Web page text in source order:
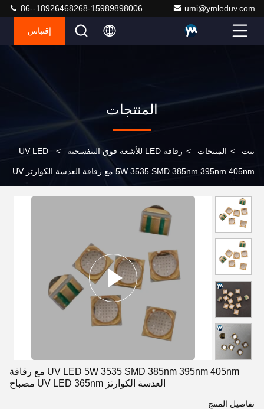
umi@ymleduv.com
86--18926468268-15989898006
إقتباس
المنتجات
بيت > المنتجات > رقاقة LED للأشعة فوق البنفسجية >
UV LED
5W 3535 SMD 385nm 395nm 405nm مع رقاقة العدسة الكوارتز UV
UV LED 5W 3535 SMD 385nm 395nm 405nm مع رقاقة
العدسة الكوارتز UV LED 365nm مصباح
تفاصيل المنتج